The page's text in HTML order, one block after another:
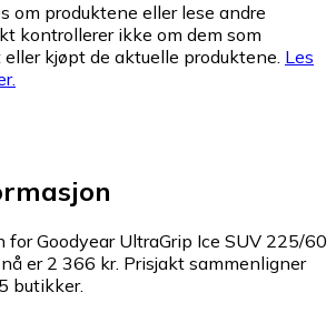
om produktene eller lese andre
kontrollerer ikke om dem som
kjøpt de aktuelle produktene. Les
for Goodyear UltraGrip Ice SUV 225/60
er 2 366 kr. Prisjakt sammenligner
butikker.